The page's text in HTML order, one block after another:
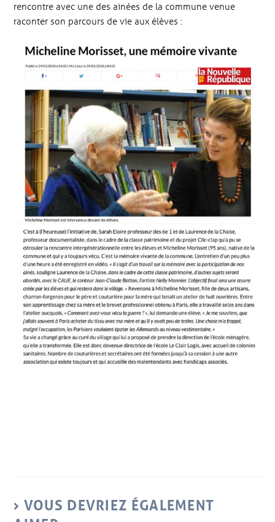
rencontre avec une des ainées de la commune venue
raconter son parcours de vie aux élèves :
VOUS DEVRIEZ ÉGALEMENT